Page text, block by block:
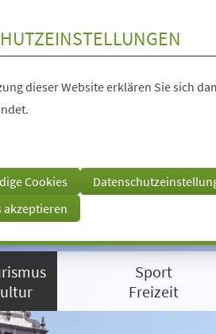
dieser Website erklären Sie sich
Cookies
akzeptieren
Sport
Freizeit